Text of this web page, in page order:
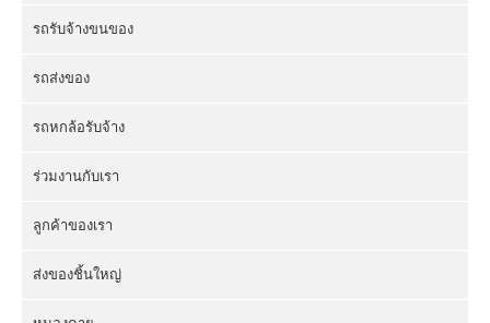
รถรับจ้างขนของ
รถส่งของ
รถหกล้อรับจ้าง
ร่วมงานกับเรา
ลูกค้าของเรา
ส่งของชิ้นใหญ่